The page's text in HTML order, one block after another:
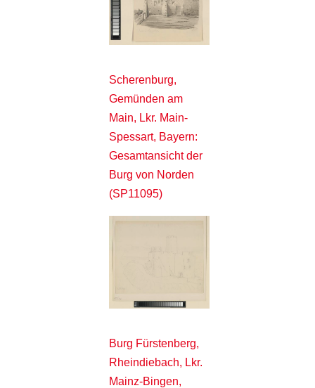
Scherenburg,
Gemünden am
Main, Lkr. Main-
Spessart, Bayern:
Gesamtansicht der
Burg von Norden
(SP11095)
Burg Fürstenberg,
Rheindiebach, Lkr.
Mainz-Bingen,